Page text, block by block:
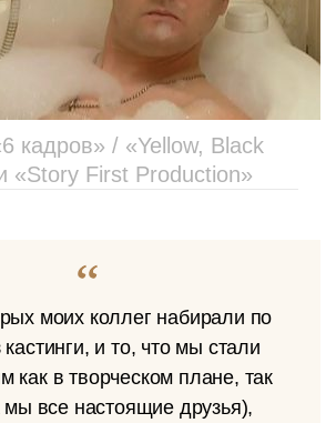
кадров» / «Yellow, Black
«Story First Production»
моих коллег набирали по
и то, что мы стали
как в творческом плане, так
все настоящие друзья),